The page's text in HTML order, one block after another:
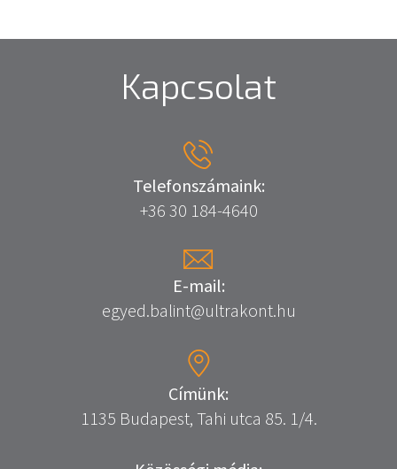
Kapcsolat
Telefonszámaink:
+36 30 184-4640
E-mail:
egyed.balint@ultrakont.hu
Címünk:
1135 Budapest, Tahi utca 85. 1/4.